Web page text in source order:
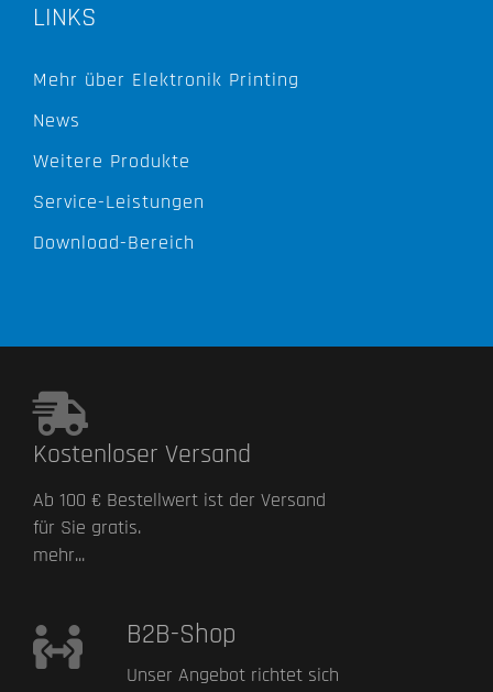
LINKS
Mehr über Elektronik Printing
News
Weitere Produkte
Service-Leistungen
Download-Bereich
Kostenloser Versand
Ab 100 € Bestellwert ist der Versand
für Sie gratis.
mehr...
B2B-Shop
Unser Angebot richtet sich